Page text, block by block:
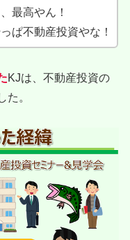
最高やん！
ぱ不動産投資やな！
KJは、不動産投資の
た。